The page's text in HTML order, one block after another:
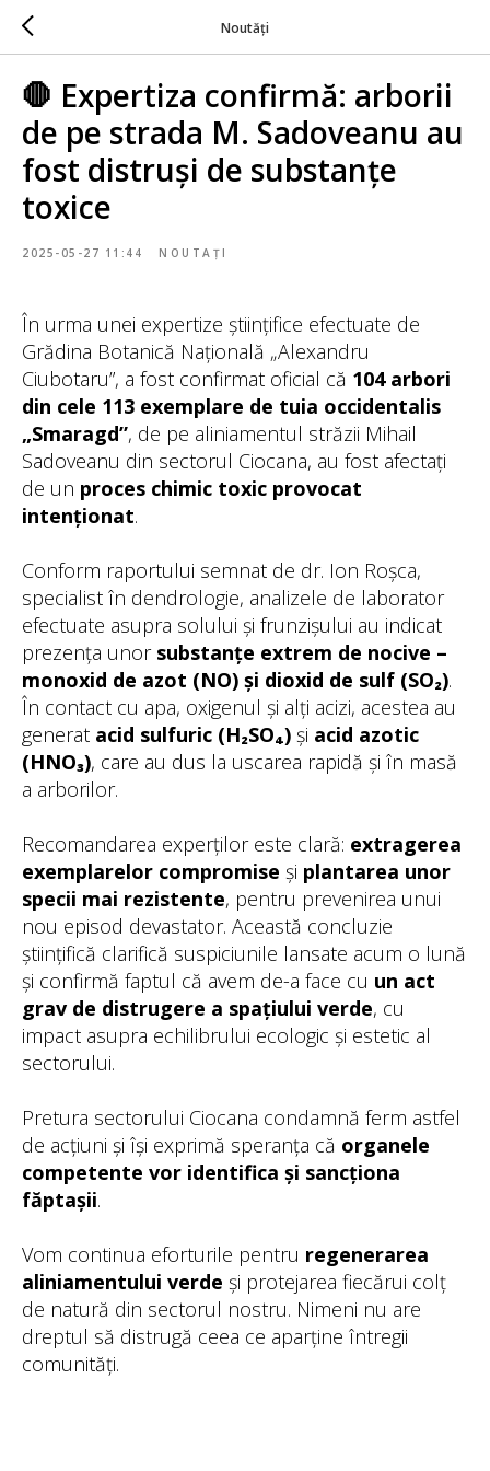
Noutăți
🛑 Expertiza confirmă: arborii
de pe strada M. Sadoveanu au
fost distruși de substanțe
toxice
2025-05-27 11:44 NOUTAȚI
În urma unei expertize științifice efectuate de
Grădina Botanică Națională „Alexandru
Ciubotaru”, a fost confirmat oficial că 104 arbori
din cele 113 exemplare de tuia occidentalis
„Smaragd”, de pe aliniamentul străzii Mihail
Sadoveanu din sectorul Ciocana, au fost afectați
de un proces chimic toxic provocat
intenționat.
Conform raportului semnat de dr. Ion Roșca,
specialist în dendrologie, analizele de laborator
efectuate asupra solului și frunzișului au indicat
prezența unor substanțe extrem de nocive –
monoxid de azot (NO) și dioxid de sulf (SO₂).
În contact cu apa, oxigenul și alți acizi, acestea au
generat acid sulfuric (H₂SO₄) și acid azotic
(HNO₃), care au dus la uscarea rapidă și în masă
a arborilor.
Recomandarea experților este clară: extragerea
exemplarelor compromise și plantarea unor
specii mai rezistente, pentru prevenirea unui
nou episod devastator. Această concluzie
științifică clarifică suspiciunile lansate acum o lună
și confirmă faptul că avem de-a face cu un act
grav de distrugere a spațiului verde, cu
impact asupra echilibrului ecologic și estetic al
sectorului.
Pretura sectorului Ciocana condamnă ferm astfel
de acțiuni și își exprimă speranța că organele
competente vor identifica și sancționa
făptașii.
Vom continua eforturile pentru regenerarea
aliniamentului verde și protejarea fiecărui colț
de natură din sectorul nostru. Nimeni nu are
dreptul să distrugă ceea ce aparține întregii
comunități.